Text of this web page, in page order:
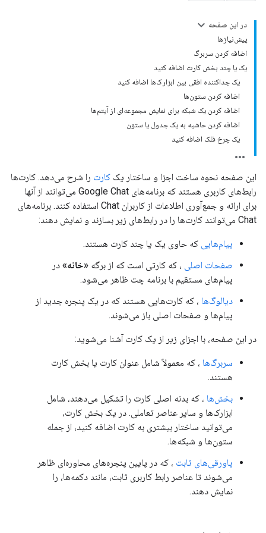
در این صفحه
پیش‌نیازها
اضافه کردن سربرگ
یک یا چند بخش کارت اضافه کنید
یک جداکننده افقی بین ابزارک‌ها اضافه کنید
اضافه کردن ستون‌ها
اضافه کردن یک شبکه برای نمایش مجموعه‌ای از آیتم‌ها
اضافه کردن حاشیه به یک جدول یا ستون
یک چرخ فلک اضافه کنید
این صفحه نحوه ساخت اجزا و ساختار یک کارت را شرح می‌دهد. کارت‌ها
رابط‌های کاربری هستند که برنامه‌های Google Chat می‌توانند از آنها
برای ارائه و جمع‌آوری اطلاعات از کاربران Chat استفاده کنند. برنامه‌های
Chat می‌توانند کارت‌ها را در رابط‌های زیر بسازند و نمایش دهند:
پیام‌هایی که حاوی یک یا چند کارت هستند.
صفحات اصلی ، که کارتی است که از برگه «خانه» در
پیام‌های مستقیم با برنامه چت ظاهر می‌شود.
دیالوگ‌ها ، که کارت‌هایی هستند که در یک پنجره جدید از
پیام‌ها و صفحات اصلی باز می‌شوند.
در این صفحه، با اجزای زیر از یک کارت آشنا می‌شوید:
سربرگ‌ها ، که معمولاً شامل عنوان کارت یا بخش کارت
هستند.
بخش‌ها ، که بدنه اصلی کارت را تشکیل می‌دهند، شامل
ابزارک‌ها و سایر عناصر تعاملی. در یک بخش کارت،
می‌توانید ساختار بیشتری به کارت اضافه کنید، از جمله
ستون‌ها و شبکه‌ها.
پاورقی‌های ثابت ، که در پایین پنجره‌های محاوره‌ای ظاهر
می‌شوند تا عناصر رابط کاربری ثابت، مانند دکمه‌ها، را
نمایش دهند.